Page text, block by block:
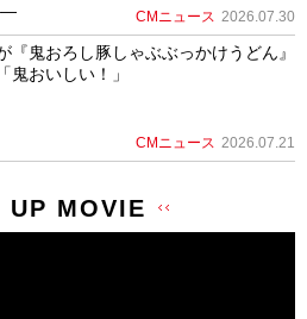
―
CMニュース 2026.07.30
『鬼おろし豚しゃぶぶっかけうどん』
鬼おいしい！」
CMニュース 2026.07.21
UP MOVIE